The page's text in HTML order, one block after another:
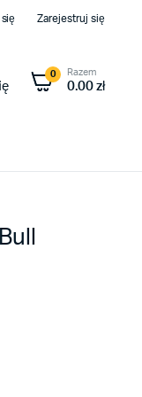
Zarejestruj się
0 Razem
0.00 zł